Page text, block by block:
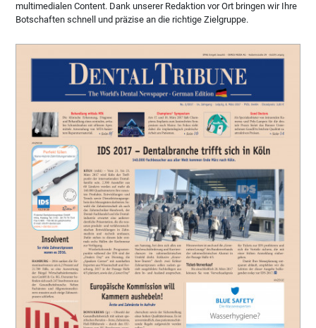
multimedialen Content. Dank unserer Redaktion vor Ort bringen wir Ihre
Botschaften schnell und präzise an die richtige Zielgruppe.